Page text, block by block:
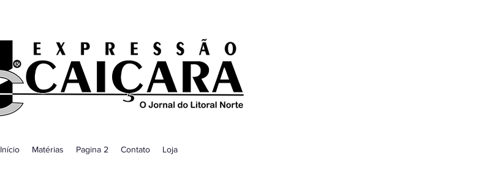
Início Matérias Pagina 2 Contato Loja